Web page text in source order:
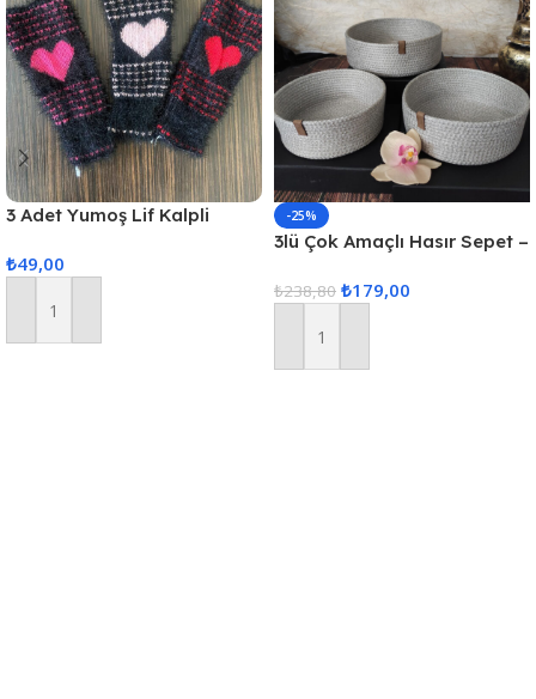
3 Adet Yumoş Lif Kalpli
₺49,00
Sepete Ekle
-25%
3lü Çok Amaçlı Hasır Sepet –
₺238,80 ₺179,00
Sepete Ekle